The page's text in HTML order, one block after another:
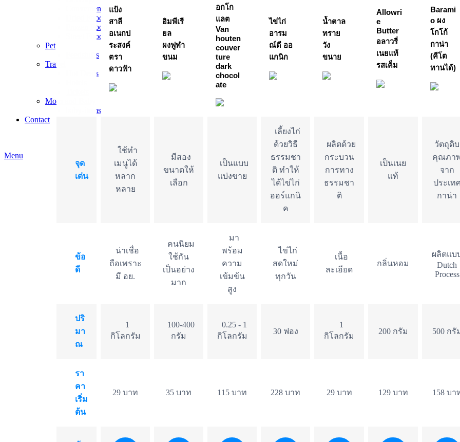
Convenience Food
Dried Food
Frozen Food
Street Food
Pet
Feedstuffs
Travel
Hot Deals
Mom and Baby
baby-items
Contact
Menu
แป้ง
สาลี
อเนกป
ระสงค์
ตรา
ดาวฟ้า
อิมพีเรี
ยล
ผงฟูทำ
ขนม
อกโก
แลต
Van
houten
couver
ture
dark
chocol
ate
ไข่ไก่
อารม
ณ์ดี ออ
แกนิก
น้ำตาล
ทราย
วัง
ขนาย
Allowri
e
Butter
อลาวรี่
เนยแท้
รสเค็ม
Barami
o ผง
โกโก้
กาน่า
(คีโต
ทานได้)
จุด
เด่น
ใช้ทำ
เมนูได้
หลาก
หลาย
มีสอง
ขนาดให้
เลือก
เป็นแบบ
แบ่งขาย
เลี้ยงไก่
ด้วยวิธี
ธรรมชา
ติ ทำให้
ได้ไข่ไก่
ออร์แกนิ
ค
ผลิตด้วย
กระบวน
การทาง
ธรรมชา
ติ
เป็นเนย
แท้
วัตถุดิบ
คุณภา
จาก
ประเท
กาน่า
ข้อ
ดี
น่าเชื่อ
ถือเพราะ
มี อย.
คนนิยม
ใช้กัน
เป็นอย่าง
มาก
มา
พร้อม
ความ
เข้มข้น
สูง
ไข่ไก่
สดใหม่
ทุกวัน
เนื้อ
ละเอียด
กลิ่นหอม
ผลิตแบ
Dutch
Process
ปริ
มา
ณ
1
กิโลกรัม
100-400
กรัม
0.25 - 1
กิโลกรัม
30 ฟอง
1
กิโลกรัม
200 กรัม 500 กรั
รา
คา
เริ่ม
ต้น
29 บาท 35 บาท 115 บาท 228 บาท 29 บาท 129 บาท 158 บา